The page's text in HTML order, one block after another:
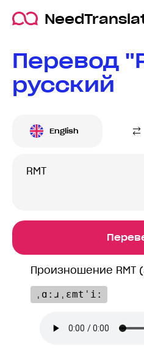
Перевод
русский
English
Произношение RMT
ˌɑːɹˌɛmtˈiː